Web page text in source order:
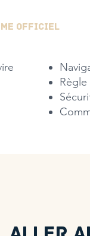
OFFICIEL